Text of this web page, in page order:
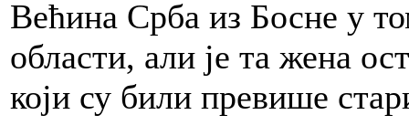
Већина Срба из Босне у
области, али је та жена
који су били превише